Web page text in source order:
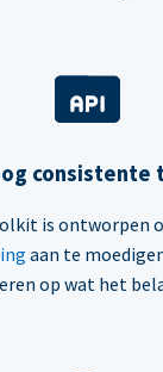
consistente
is ontworpen
aan te
op wat het